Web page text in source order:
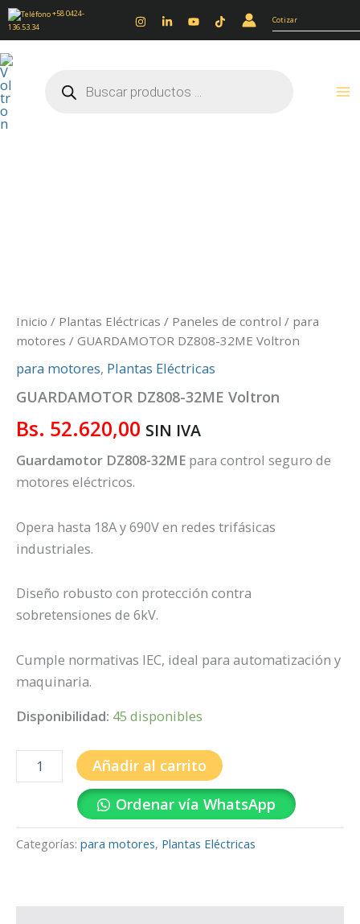
Ir
al
contenido
+58 0424-
136.53.34
Cotizar
productos
Inicio / Plantas Eléctricas / Paneles de control / para
motores / GUARDAMOTOR DZ808-32ME Voltron
para motores, Plantas Eléctricas
GUARDAMOTOR DZ808-32ME Voltron
Bs. 52.620,00 SIN IVA
Guardamotor DZ808-32ME para control seguro de
motores eléctricos.
Opera hasta 18A y 690V en redes trifásicas
industriales.
Diseño robusto con protección contra
sobretensiones de 6kV.
Cumple normativas IEC, ideal para automatización y
maquinaria.
Disponibilidad: 45 disponibles
Añadir al carrito
Ordenar vía WhatsApp
Categorías: para motores, Plantas Eléctricas